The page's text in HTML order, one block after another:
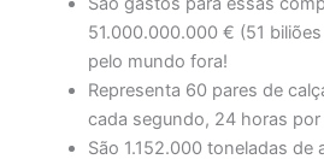
51.000.000.000 € (51
pelo mundo fora!
Representa 60 pares de
cada segundo, 24 horas por
São 1.152.000 toneladas de